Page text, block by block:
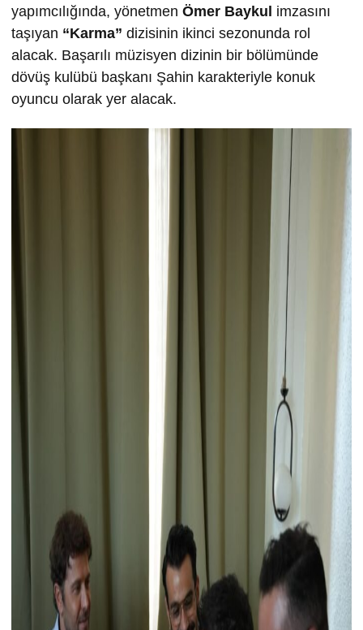
yapımcılığında, yönetmen Ömer Baykul imzasını
taşıyan “Karma” dizisinin ikinci sezonunda rol
alacak. Başarılı müzisyen dizinin bir bölümünde
dövüş kulübü başkanı Şahin karakteriyle konuk
oyuncu olarak yer alacak.